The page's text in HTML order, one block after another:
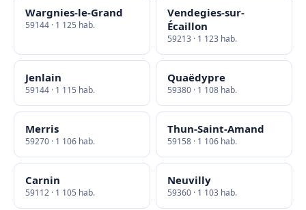
Wargnies-le-Grand
59144 · 1 125 hab.
Vendegies-sur-
Écaillon
59213 · 1 123 hab.
Jenlain
59144 · 1 115 hab.
Quaëdypre
59380 · 1 108 hab.
Merris
59270 · 1 106 hab.
Thun-Saint-Amand
59158 · 1 106 hab.
Carnin
59112 · 1 105 hab.
Neuvilly
59360 · 1 103 hab.